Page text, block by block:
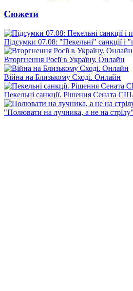
Сюжети
Підсумки 07.08: "Пекельні" санкції і
Вторгнення Росії в Україну. Онлайн
Війна на Близькому Сході. Онлайн
Пекельні санкції. Рішення Сената
"Полювати на лучника, а не на